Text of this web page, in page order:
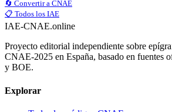
🔄 Convertir a CNAE
📋 Todos los IAE
IAE-CNAE.online
Proyecto editorial independiente sobre
CNAE-2025 en España, basado en fuentes
y BOE.
Explorar